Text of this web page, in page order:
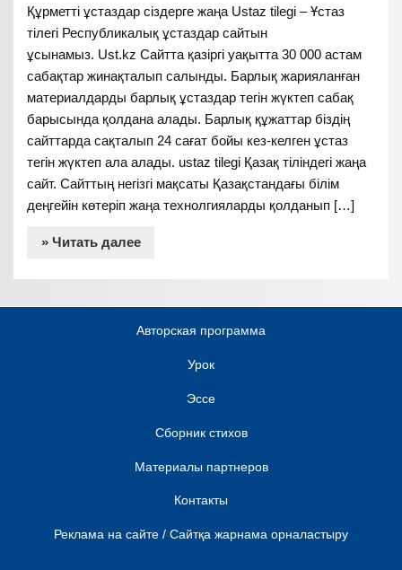
Құрметті ұстаздар сіздерге жаңа Ustaz tilegi – Ұстаз
тілегі Республикалық ұстаздар сайтын
ұсынамыз. Ust.kz Сайтта қазіргі уақытта 30 000 астам
сабақтар жинақталып салынды. Барлық жарияланған
материалдарды барлық ұстаздар тегін жүктеп сабақ
барысында қолдана алады. Барлық құжаттар біздің
сайттарда сақталып 24 сағат бойы кез-келген ұстаз
тегін жүктеп ала алады. ustaz tilegi Қазақ тіліндегі жаңа
сайт. Сайттың негізгі мақсаты Қазақстандағы білім
деңгейін көтеріп жаңа технолгияларды қолданып […]
» Читать далее
Авторская программа
Урок
Эссе
Сборник стихов
Материалы партнеров
Контакты
Реклама на сайте / Сайтқа жарнама орналастыру